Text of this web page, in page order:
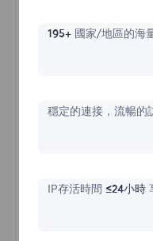
195+國家/地區的海
穩定的連接，流暢的
IP存活時間 ≤24小時